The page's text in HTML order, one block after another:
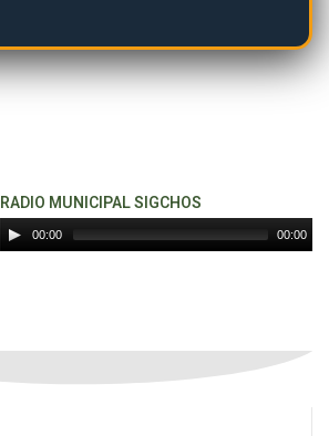
RADIO MUNICIPAL SIGCHOS
00:00 00:00